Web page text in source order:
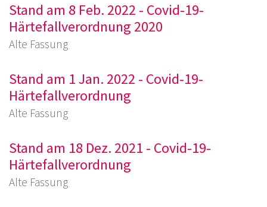
Stand am 8 Feb. 2022 - Covid-19-
Härtefallverordnung 2020
Alte Fassung
Stand am 1 Jan. 2022 - Covid-19-
Härtefallverordnung
Alte Fassung
Stand am 18 Dez. 2021 - Covid-19-
Härtefallverordnung
Alte Fassung